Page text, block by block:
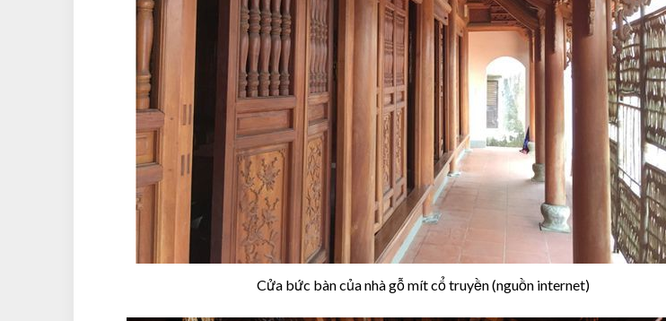
Cửa bức bàn của nhà gỗ mít cổ truyền (nguồn internet)